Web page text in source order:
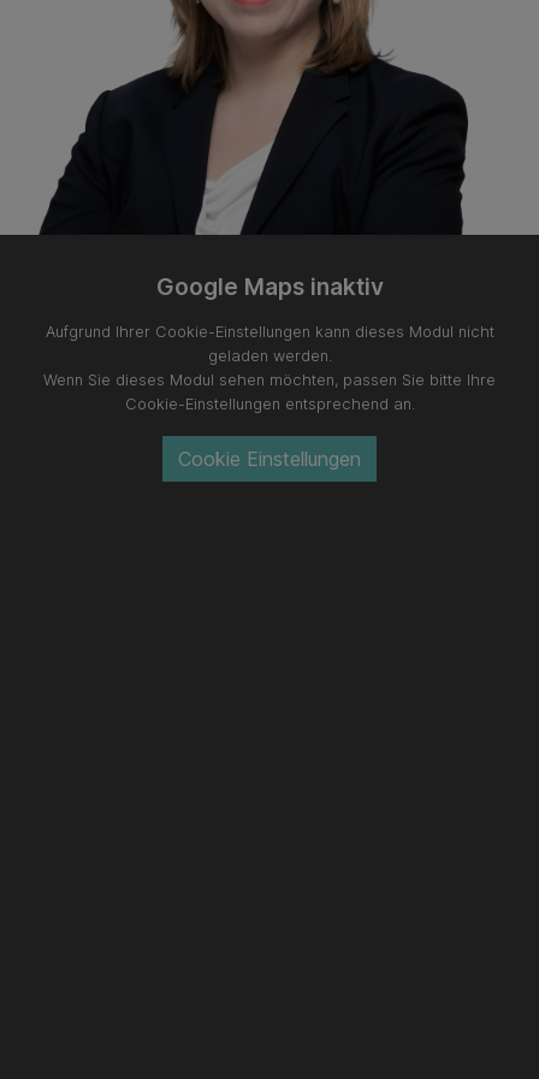
Google Maps inaktiv
Aufgrund Ihrer Cookie-Einstellungen kann dieses Modul nicht
geladen werden.
Wenn Sie dieses Modul sehen möchten, passen Sie bitte Ihre
Cookie-Einstellungen entsprechend an.
Cookie Einstellungen